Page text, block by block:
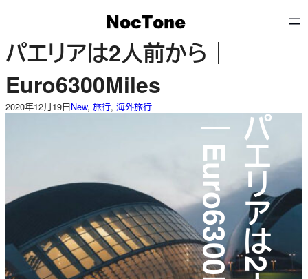
を
ス
キ
ッ
プ
パエリアは2人前から｜
Euro6300Miles
2020年12月19日New, 旅行, 海外旅行